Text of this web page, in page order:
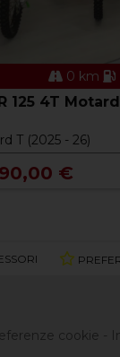
0 km
125 4T
T (2025 - 26)
€
cookie -